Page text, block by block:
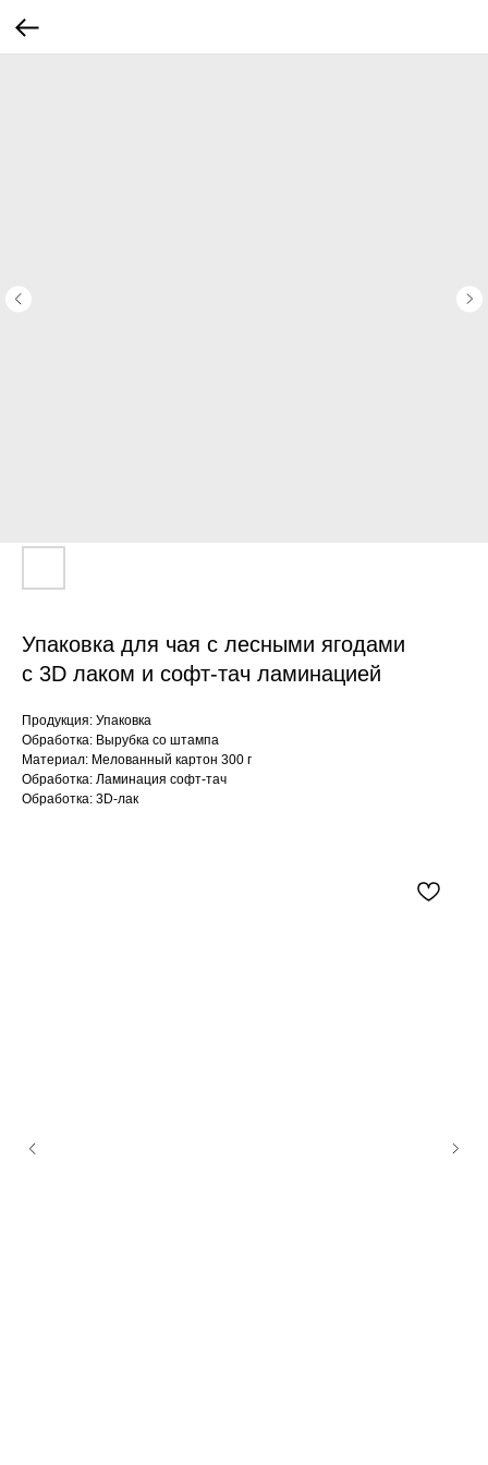
Упаковка для чая с лесными ягодами
с 3D лаком и софт-тач ламинацией
Продукция: Упаковка
Обработка: Вырубка со штампа
Материал: Мелованный картон 300 г
Обработка: Ламинация софт-тач
Обработка: 3D-лак